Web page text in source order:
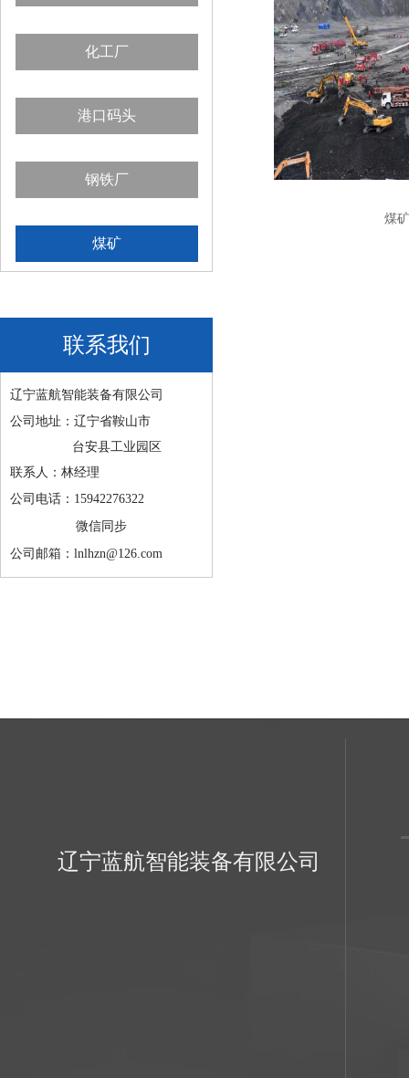
化工厂
港口码头
钢铁厂
煤矿
联系我们
辽宁蓝航智能装备有限公司
公司地址：辽宁省鞍山市
台安县工业园区
联系人：林经理
公司电话：15942276322
微信同步
公司邮箱：lnlhzn@126.com
煤矿
辽宁蓝航智能装备有限公司